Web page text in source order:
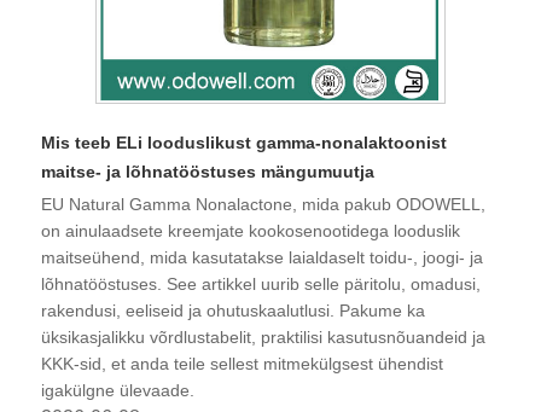
Mis teeb ELi looduslikust gamma-nonalaktoonist
maitse- ja lõhnatööstuses mängumuutja
EU Natural Gamma Nonalactone, mida pakub ODOWELL,
on ainulaadsete kreemjate kookosenootidega looduslik
maitseühend, mida kasutatakse laialdaselt toidu-, joogi- ja
lõhnatööstuses. See artikkel uurib selle päritolu, omadusi,
rakendusi, eeliseid ja ohutuskaalutlusi. Pakume ka
üksikasjalikku võrdlustabelit, praktilisi kasutusnõuandeid ja
KKK-sid, et anda teile sellest mitmekülgsest ühendist
igakülgne ülevaade.